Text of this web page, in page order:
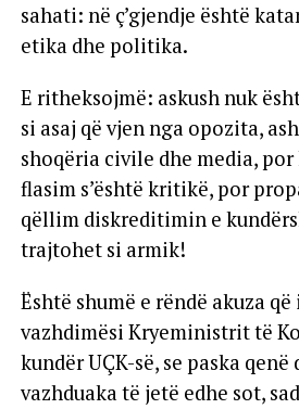
sahati: në ç’gjendje është
etika dhe politika.
E ritheksojmë: askush nuk
si asaj që vjen nga opozita,
shoqëria civile dhe media,
flasim s’është kritikë, por
qëllim diskreditimin e
trajtohet si armik!
Është shumë e rëndë akuza
vazhdimësi Kryeministrit të
kundër UÇK-së, se paska qenë
vazhduaka të jetë edhe sot,